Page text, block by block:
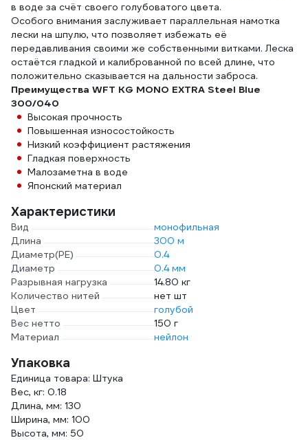
в воде за счёт своего голубоватого цвета.
Особого внимания заслуживает параллельная намотка
лески на шпулю, что позволяет избежать её
передавливания своими же собственными витками. Леска
остаётся гладкой и калиброванной по всей длине, что
положительно сказывается на дальности заброса.
Преимущества WFT KG MONO EXTRA Steel Blue
300/040
Высокая прочность
Повышенная износостойкость
Низкий коэффициент растяжения
Гладкая поверхность
Малозаметна в воде
Японский материал
Характеристики
Вид
монофильная
Длина
300 м
Диаметр(PE)
0.4
Диаметр
0.4 мм
Разрывная нагрузка
14.80 кг
Количество нитей
нет шт
Цвет
голубой
Вес нетто
150 г
Материал
нейлон
Упаковка
Единица товара: Штука
Вес, кг: 0.18
Длина, мм: 130
Ширина, мм: 100
Высота, мм: 50